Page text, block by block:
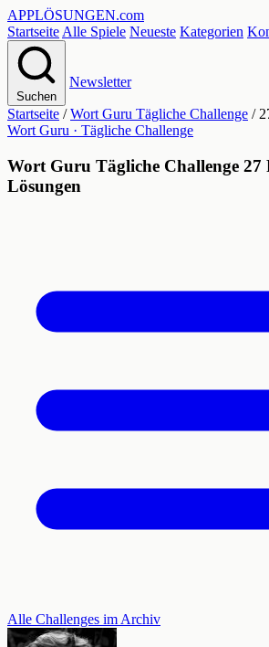
APPLÖSUNGEN.com
Startseite Alle Spiele Neueste Kategorien
Suchen
Newsletter
Startseite / Wort Guru Tägliche Challenge /
Wort Guru · Tägliche Challenge
Wort Guru Tägliche Challenge 27
Lösungen
Alle Challenges im Archiv